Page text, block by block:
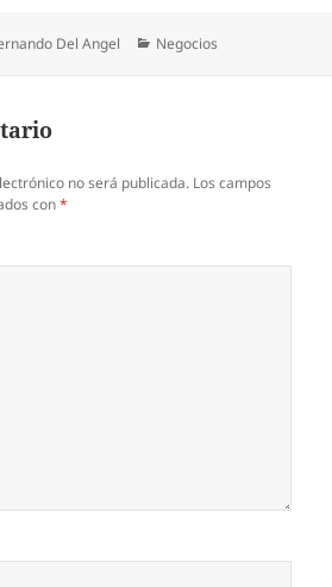
Del Angel Categorías
Negocios
no será publicada. Los campos
con*